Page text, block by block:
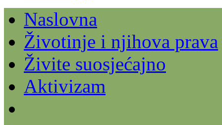
Naslovna
Životinje i njihova prava
Živite suosjećajno
Aktivizam